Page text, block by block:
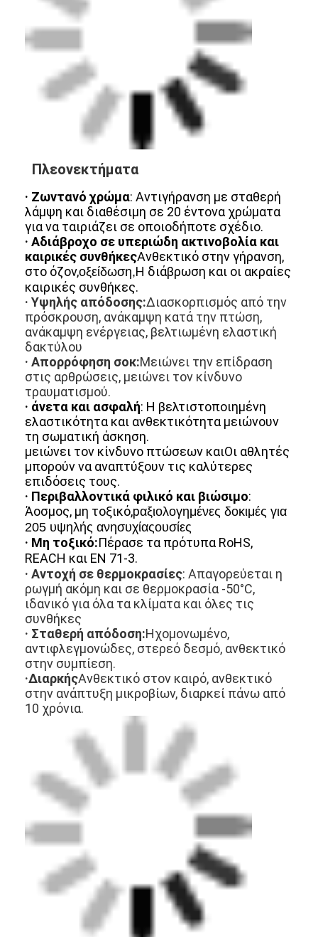
Σπίτι
Προϊόντα
Βίντεο
Περίπου εμείς
Γύρος εργοστασίων
Ποιοτικός έλεγχος
Μας ελάτε σε επαφή με
Ειδήσεις
συνομιλία τώρα
Υπόγεια από καουτσούκ αθλητικού τύπου
Γόμα για παιδική χαρά
Υπόγεια από καουτσούκ
Λαστιχένιοι κόκκοι EPDM
Εμπορικά καουτσούκ
Εναρμονισμένοι πλακόστρωτοι από καουτσούκ
τεχνητή χλόη γεμάτη
Λαστιχένιοι κόκκοι SBR
Συνδέτες PU
τεχνητή χλόη τύρφης
Εγκατάσταση πίστας
Πλεονεκτήματα
· Ζωντανό χρώμα: Αντιγήρανση με σταθερή
λάμψη και διαθέσιμη σε 20 έντονα χρώματα
για να ταιριάζει σε οποιοδήποτε σχέδιο.
· Αδιάβροχο σε υπεριώδη ακτινοβολία και
καιρικές συνθήκεςΑνθεκτικό στην γήρανση,
στο όζον,οξείδωση,Η διάβρωση και οι ακραίες
καιρικές συνθήκες.
· Υψηλής απόδοσης:Διασκορπισμός από την
πρόσκρουση, ανάκαμψη κατά την πτώση,
ανάκαμψη ενέργειας, βελτιωμένη ελαστική
δακτύλου
· Απορρόφηση σοκ:Μειώνει την επίδραση
στις αρθρώσεις, μειώνει τον κίνδυνο
τραυματισμού.
· άνετα και ασφαλή: Η βελτιστοποιημένη
ελαστικότητα και ανθεκτικότητα μειώνουν
τη σωματική άσκηση.
μειώνει τον κίνδυνο πτώσεων καιΟι αθλητές
μπορούν να αναπτύξουν τις καλύτερες
επιδόσεις τους.
· Περιβαλλοντικά φιλικό και βιώσιμο:
Άοσμος, μη τοξικό,pαξιολογημένες δοκιμές για
205 υψηλής ανησυχίαςουσίες
· Μη τοξικό:Πέρασε τα πρότυπα RoHS,
REACH και EN 71-3.
· Αντοχή σε θερμοκρασίες: Απαγορεύεται η
ρωγμή ακόμη και σε θερμοκρασία -50°C,
ιδανικό για όλα τα κλίματα και όλες τις
συνθήκες
· Σταθερή απόδοση:Ηχομονωμένο,
αντιφλεγμονώδες, στερεό δεσμό, ανθεκτικό
στην συμπίεση.
·ΔιαρκήςΑνθεκτικό στον καιρό, ανθεκτικό
στην ανάπτυξη μικροβίων, διαρκεί πάνω από
10 χρόνια.